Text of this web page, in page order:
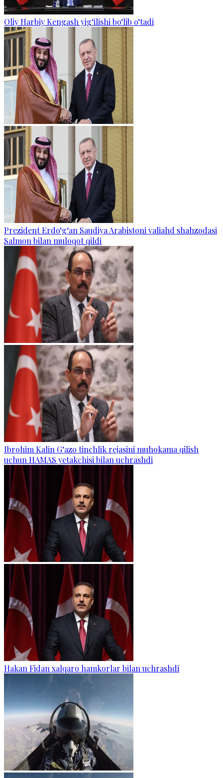
Oliy Harbiy Kengash yig‘ilishi bo‘lib o‘tadi
Prezident Erdo‘g‘an Saudiya Arabistoni valiahd shahzodasi
Salmon bilan muloqot qildi
Ibrohim Kalin G‘azo tinchlik rejasini muhokama qilish
uchun HAMAS yetakchisi bilan uchrashdi
Hakan Fidan xalqaro hamkorlar bilan uchrashdi